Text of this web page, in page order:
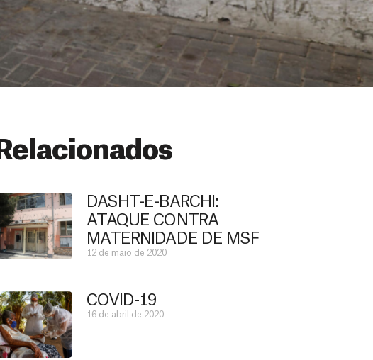
Relacionados
DASHT-E-BARCHI:
ATAQUE CONTRA
MATERNIDADE DE MSF
12 de maio de 2020
COVID-19
16 de abril de 2020